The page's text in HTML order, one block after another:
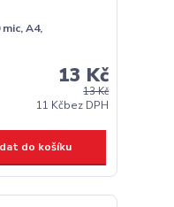
A4,
13 Kč
13 Kč
11 Kčbez DPH
do košíku